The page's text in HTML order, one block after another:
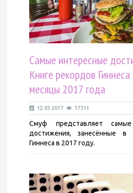
Самые интересные
Книге рекордов
месяцы 2017 года
12.03.2017 17311
Смуф представляет
достижения, занесённые в
Гиннеса в 2017 году.